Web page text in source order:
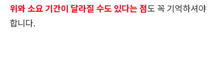
위와 소요 기간이 달라질 수도 있다는 점도 꼭 기억하셔야
합니다.